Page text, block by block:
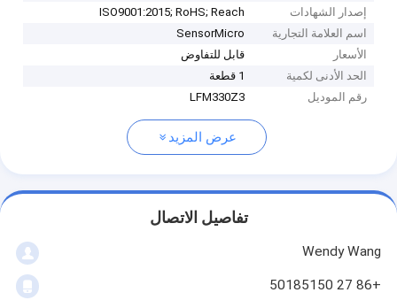
إصدار الشهادات
ISO9001:2015; RoHS; Reach
اسم العلامة التجارية
SensorMicro
الأسعار
قابل للتفاوض
الحد الأدنى لكمية
1 قطعة
رقم الموديل
LFM330Z3
عرض المزيد
تفاصيل الاتصال
Wendy Wang
+86 27 50185150